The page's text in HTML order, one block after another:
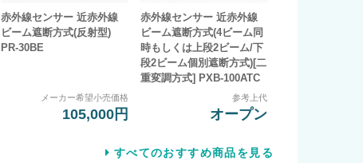
赤外線センサー 近赤外線
ビーム遮断方式(反射型)
PR-30BE
メーカー希望小売価格
105,000円
赤外線センサー 近赤外線
ビーム遮断方式(4ビーム同
時もしくは上段2ビーム/下
段2ビーム個別遮断方式)[二
重変調方式] PXB-100ATC
参考上代
オープン
すべてのおすすめ商品を見る